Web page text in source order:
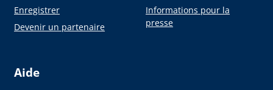
Enregistrer
Devenir un partenaire
Informations pour la
presse
Aide